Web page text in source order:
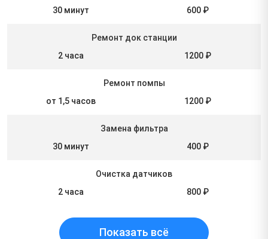
30 минут
600 ₽
Ремонт док станции
2 часа
1200 ₽
Ремонт помпы
от 1,5 часов
1200 ₽
Замена фильтра
30 минут
400 ₽
Очистка датчиков
2 часа
800 ₽
Показать всё